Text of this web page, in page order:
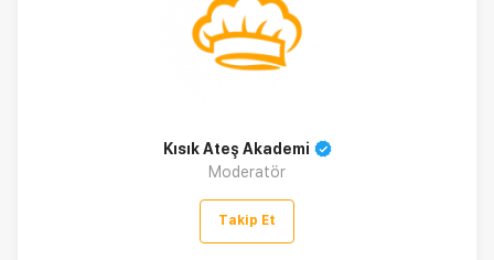
Kısık Ateş Akademi
Moderatör
Takip Et